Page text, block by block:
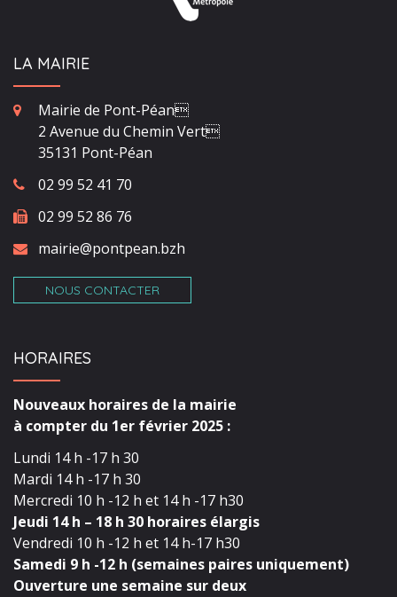
LA MAIRIE
Mairie de Pont-Péan
2 Avenue du Chemin Vert
35131 Pont-Péan
02 99 52 41 70
02 99 52 86 76
mairie@pontpean.bzh
NOUS CONTACTER
HORAIRES
Nouveaux horaires de la mairie
à compter du 1er février 2025 :
Lundi 14 h -17 h 30
Mardi 14 h -17 h 30
Mercredi 10 h -12 h et 14 h -17 h30
Jeudi 14 h – 18 h 30 horaires élargis
Vendredi 10 h -12 h et 14 h-17 h30
Samedi 9 h -12 h (semaines paires uniquement)
Ouverture une semaine sur deux